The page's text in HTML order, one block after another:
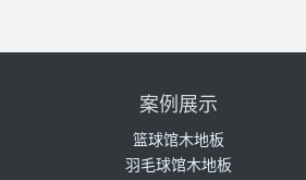
案例展示
篮球馆木地板
羽毛球馆木地板